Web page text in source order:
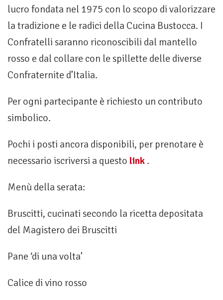
lucro fondata nel 1975 con lo scopo di valorizzare
la tradizione e le radici della Cucina Bustocca. I
Confratelli saranno riconoscibili dal mantello
rosso e dal collare con le spillette delle diverse
Confraternite d’Italia.
Per ogni partecipante è richiesto un contributo
simbolico.
Pochi i posti ancora disponibili, per prenotare è
necessario iscriversi a questo link .
Menù della serata:
Bruscitti, cucinati secondo la ricetta depositata
del Magistero dei Bruscitti
Pane ‘di una volta’
Calice di vino rosso